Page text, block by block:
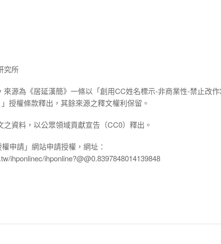
究所
源為《居延漢簡》一條以「創用CC姓名標示-非商業性-禁止改
授權條款釋出，其餘來源之釋文權利保留。
資料，以公眾領域貢獻宣告（CC0）釋出。
申請」網站申請授權，網址：
ihponlinec/ihponline?@@0.8397848014139848